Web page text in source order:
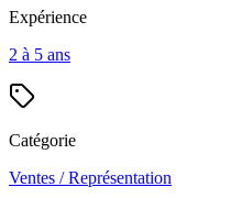
Expérience
2 à 5 ans
Catégorie
Ventes / Représentation